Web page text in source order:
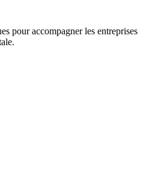
pour accompagner les entreprises